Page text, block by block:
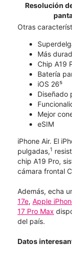
Resolución
Otras
Más
Chip A19
Batería
iOS 26⁵
Diseñado
Mejor
eSIM
iPhone Air. El
pulgadas,1
chip A19 Pro,
cámara frontal
Además, echa
17e, Apple
17 Pro Max
del país.
Datos